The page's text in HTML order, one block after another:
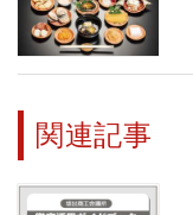
関連記事